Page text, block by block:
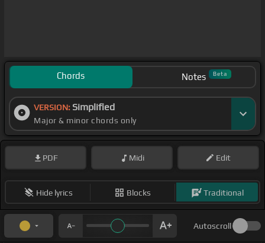
Chords Notes Beta
VERSION: Simplified
Major & minor chords only
PDF Midi Edit
Hide lyrics Blocks Traditional
Autoscroll